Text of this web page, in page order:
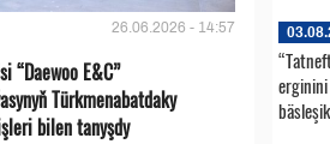
26.06.2026 - 14:57
“Daewoo E&C”
Türkmenabatdaky
bilen tanyşdy